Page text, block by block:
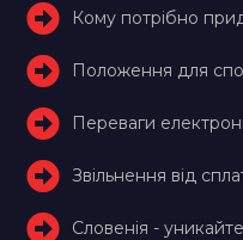
Кому потрібно
Положення для
Переваги
Звільнення від
Словенія -